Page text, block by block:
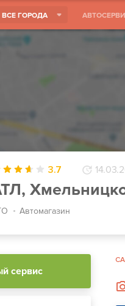
ВСЕ ГОРОДА
3.7
Автомагазин
сервис